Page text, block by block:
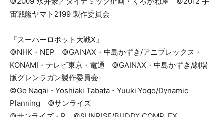
宙戦艦ヤマト2199 製作委員会
『スーパーロボット大戦X』
©NHK・NEP ©GAINAX・中島かずき/アニプレックス・
KONAMI・テレビ東京・電通 ©GAINAX・中島かずき/劇場
版グレンラガン製作委員会
©Go Nagai・Yoshiaki Tabata・Yuuki Yogo/Dynamic
Planning ©サンライズ